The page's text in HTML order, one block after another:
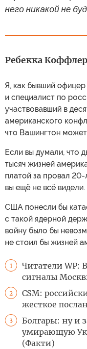
него никакой не
Ребекка
Я, как бывший
и специалист по
участвовавший в
американского
что Вашингтон может
Если вы думали, что
тысяч жизней
платой за провал
вы ещё не всё видели.
США понесли бы
с такой ядерной
войну было бы
не стоил бы жизней
1
Читатели WP:
сигналы
2
CSM:
жесткое
3
Болгары: ну и
умирающую
(Факти)